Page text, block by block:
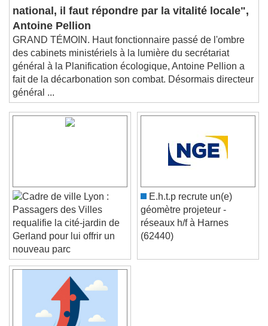
Picture-in-Picture
This is a modal window.
Beginning of dialog window. Escape will cancel
and close the window.
Text
Color Opacity
Text Background
Caption Area Background
Color
Font Size
Text Edge Style
Font Family
"À l'immobilisme
national, il faut répondre par la vitalité locale",
Antoine Pellion
GRAND TÉMOIN. Haut fonctionnaire passé de l'ombre
des cabinets ministériels à la lumière du secrétariat
général à la Planification écologique, Antoine Pellion a
fait de la décarbonation son combat. Désormais directeur
général ...
Lyon :
Passagers des Villes
requalifie la cité-jardin de
Gerland pour lui offrir un
nouveau parc
E.h.t.p recrute un(e)
géomètre projeteur -
réseaux h/f à Harnes